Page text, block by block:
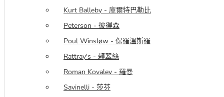
Kurt Balleby - 庫爾特巴勒比
Peterson - 彼得森
Poul Winsløw - 保羅溫斯羅
Rattray's - 賴翠絲
Roman Kovalev - 羅曼
Savinelli - 莎芬